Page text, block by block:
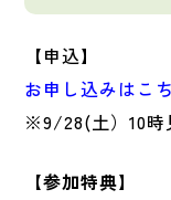
【申込】
お申し込みはこ
※9/28(土）10時
【参加特典】